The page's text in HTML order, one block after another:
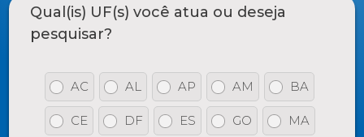
Qual(is) UF(s) você atua ou deseja
pesquisar?
AC AL AP AM BA
CE DF ES GO MA